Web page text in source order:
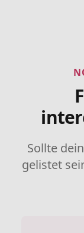
Sollte
gelistet